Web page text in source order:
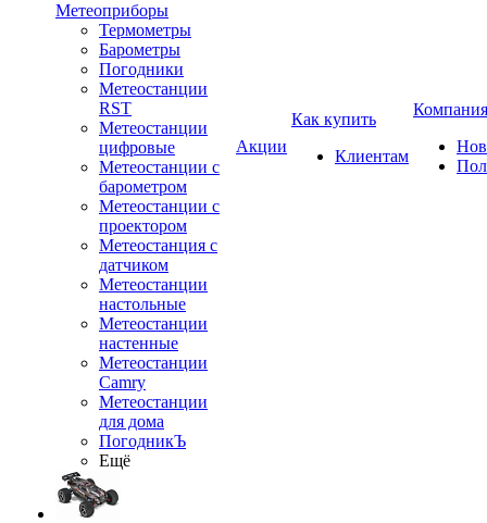
Метеоприборы
Термометры
Барометры
Погодники
Метеостанции
RST
Метеостанции
цифровые
Метеостанции с
барометром
Метеостанции с
проектором
Метеостанция с
датчиком
Метеостанции
настольные
Метеостанции
настенные
Метеостанции
Camry
Метеостанции
для дома
ПогодникЪ
Ещё
Акции
Как купить
Клиентам
Компания